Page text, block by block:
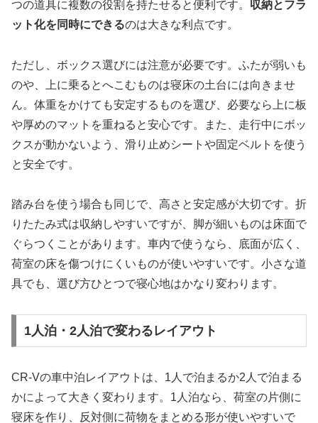
つの道具に複数の役割を持たせると便利です。 収納とフラ
ット化を同時にできるのは大きな利点です。
ただし、ボックス選びには注意が必要です。ふたが弱いも
のや、上に乗るとへこむものは寝床の土台には向きませ
ん。体重をかけても安定するものを選び、必要なら上に板
や厚めのマットを重ねると安心です。また、走行中にボッ
クスが動かないよう、滑り止めシートや固定ベルトを使う
と安全です。
踏み台を使う場合も同じで、高さと安定感が大切です。折
りたたみ式は収納しやすいですが、脚が細いものは床面で
ぐらつくことがあります。車内で使うなら、底面が広く、
荷室の床を傷つけにくいものが使いやすいです。小さな道
具でも、選び方ひとつで寝心地はかなり変わります。
1人泊・2人泊で変わるレイアウト
CR-Vの車中泊レイアウトは、1人で泊まるか2人で泊まる
かによって大きく変わります。1人泊なら、荷室の片側に
寝床を作り、反対側に荷物をまとめる形が使いやすいで